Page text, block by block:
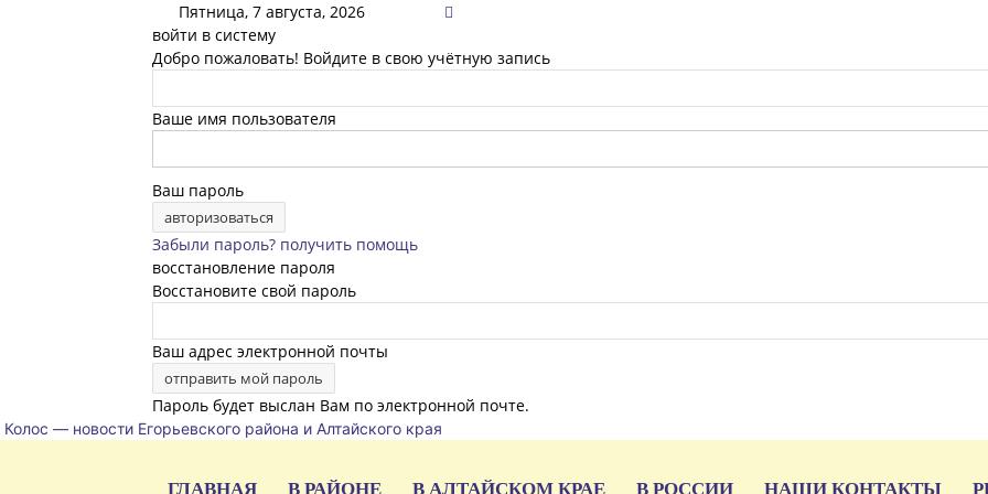
Пятница, 7 августа, 2026
войти в систему
Добро пожаловать! Войдите в свою учётную запись
Ваше имя пользователя
Ваш пароль
Забыли пароль? получить помощь
восстановление пароля
Восстановите свой пароль
Ваш адрес электронной почты
Пароль будет выслан Вам по электронной почте.
Колос — новости Егорьевского района и Алтайского края
ГЛАВНАЯ В РАЙОНЕ В АЛТАЙСКОМ КРАЕ В РОССИИ НАШИ КОНТАКТЫ